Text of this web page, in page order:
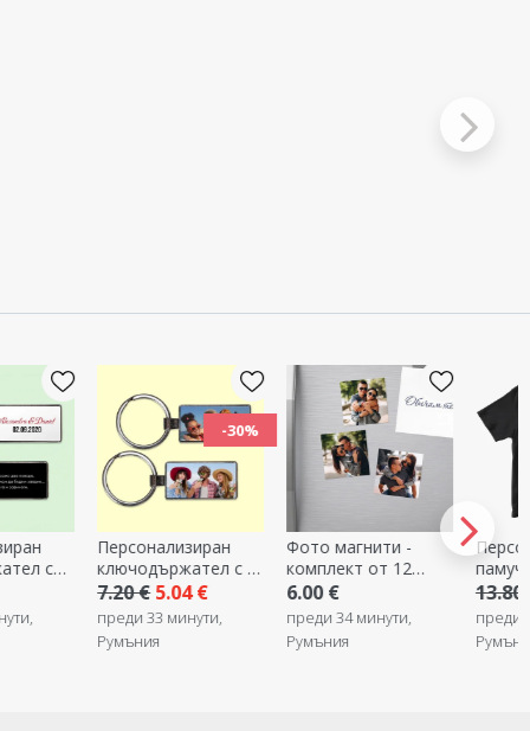
-30%
с 2
Фото магнити -
комплект от 12
броя, 6x6 см
6.00 €
преди 34 минути,
Румъния
-30%
Персонализирана
памучна тениска с 9
снимки
13.80 €
преди 34 минути,
Румъния
Мини
бар,
ваш
дизайн
2.00 €
преди